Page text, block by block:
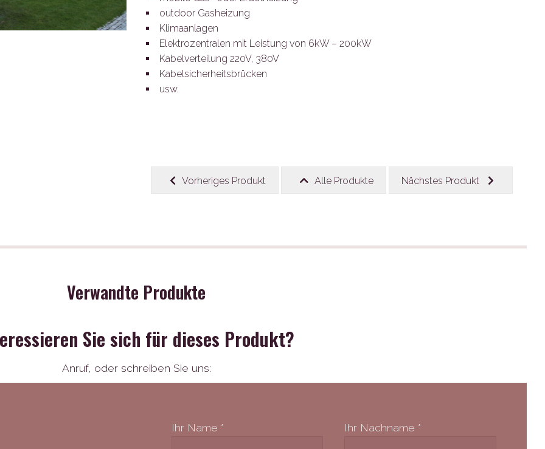
outdoor Gasheizung
Klimaanlagen
Elektrozentralen mit Leistung von 6kW – 200kW
Kabelverteilung 220V, 380V
Kabelsicherheitsbrücken
usw.
Vorheriges Produkt Alle Produkte Nächstes Produkt
Verwandte Produkte
Sie sich für dieses Produkt?
Anruf, oder schreiben Sie uns:
Ihr Name * Ihr Nachname *